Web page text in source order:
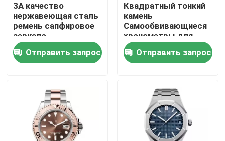
Домой
Продукты
О нас
Экскурсия по заводу
3A качество
нержавеющая сталь
ремень сапфировое
зеркало
механические Roex
часы Skywalke
циферблат Forsining
Отправить запрос
Квадратный тонкий
камень
Самообвивающиеся
хронометры для
джентльменов
Изготовлены из
нержавеющей стали
Отправить запрос